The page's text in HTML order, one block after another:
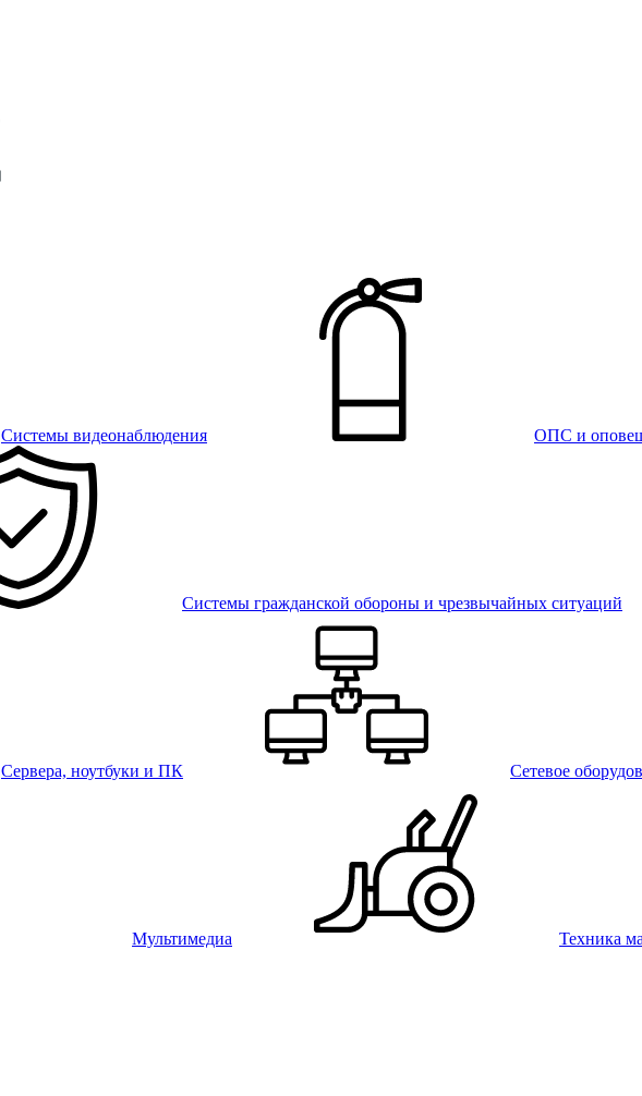
Системы видеонаблюдения ОПС и
Системы гражданской обороны и чрезвычайных ситуаций
Сервера, ноутбуки и ПК Сетевое
Мультимедиа Техника